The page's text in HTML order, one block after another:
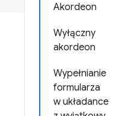
Akordeon
Wyłączny
akordeon
Wypełnianie
formularza
w układance